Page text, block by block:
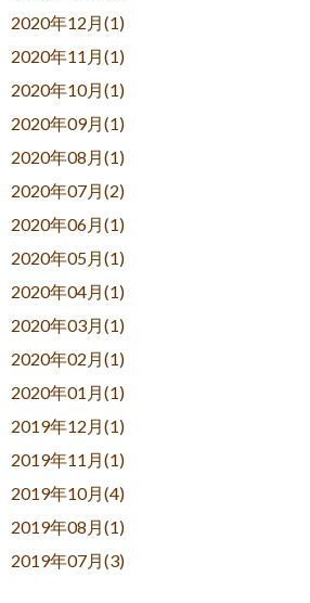
2020年12月(1)
2020年11月(1)
2020年10月(1)
2020年09月(1)
2020年08月(1)
2020年07月(2)
2020年06月(1)
2020年05月(1)
2020年04月(1)
2020年03月(1)
2020年02月(1)
2020年01月(1)
2019年12月(1)
2019年11月(1)
2019年10月(4)
2019年08月(1)
2019年07月(3)